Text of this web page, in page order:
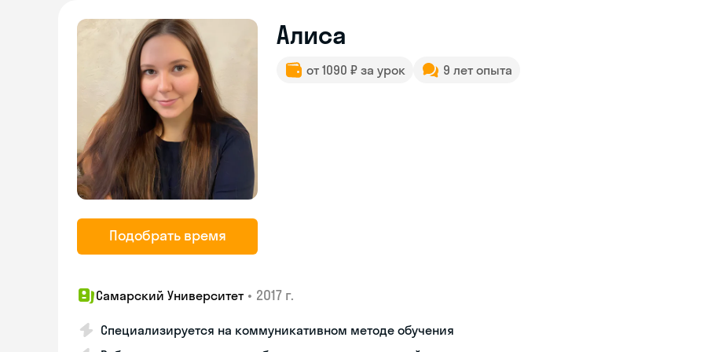
Подобрать время
Алиса
от 1090 ₽ за урок 9 лет опыта
Самарский Университет • 2017 г.
Специализируется на коммуникативном методе обучения